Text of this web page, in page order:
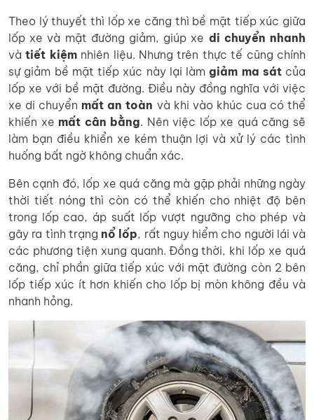
Theo lý thuyết thì lốp xe căng thì bề mặt tiếp xúc giữa
lốp xe và mặt đường giảm, giúp xe di chuyển nhanh
vàtiết kiệmnhiên liệu. Nhưng trên thực tế cũng chính
sự giảm bề mặt tiếp xúc này lại làmgiảm ma sátcủa
lốp xe với bề mặt đường. Điều này đồng nghĩa với việc
xe di chuyển mất an toàn và khi vào khúc cua có thể
khiến xe mất cân bằng. Nên việc lốp xe quá căng sẽ
làm bạn điều khiển xe kém thuận lợi và xử lý các tình
huống bất ngờ không chuẩn xác.
Bên cạnh đó, lốp xe quá căng mà gặp phải những ngày
thời tiết nóng thì còn có thể khiến cho nhiệt độ bên
trong lốp cao, áp suất lốp vượt ngưỡng cho phép và
gây ra tình trạng nổ lốp, rất nguy hiểm cho người lái và
các phương tiện xung quanh. Đồng thời, khi lốp xe quá
căng, chỉ phần giữa tiếp xúc với mặt đường còn 2 bên
lốp tiếp xúc ít hơn khiến cho lốp bị mòn không đều và
nhanh hỏng.